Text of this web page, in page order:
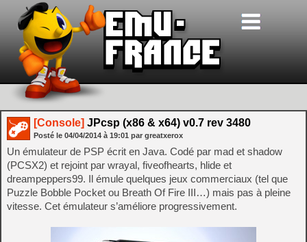
[Console] JPcsp (x86 & x64) v0.7 rev 3480
Posté le 04/04/2014 à 19:01 par greatxerox
Un émulateur de PSP écrit en Java. Codé par mad et shadow
(PCSX2) et rejoint par wrayal, fiveofhearts, hlide et
dreampeppers99. Il émule quelques jeux commerciaux (tel que
Puzzle Bobble Pocket ou Breath Of Fire III…) mais pas à pleine
vitesse. Cet émulateur s’améliore progressivement.